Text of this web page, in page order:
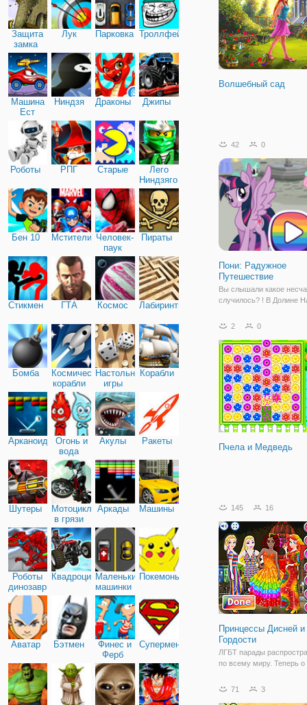
Защита
замка
Лук Парковка Троллфейс
Машина
Ест
Машину
Ниндзя Драконы Джипы
Роботы РПГ Старые
Лего
Ниндзяго
Бен 10 Мстители Человек-
паук
Пираты
Стикмен ГТА Космос Лабиринты
Бомба
Космические
корабли
Настольные
игры
Корабли
Арканоид
Огонь и
вода
Акулы Ракеты
Шутеры
Мотоциклы
в грязи
Аркады Машины
Роботы
динозавры
КвадроциклыМаленькие
машинки
Покемоны
Аватар Бэтмен
Финес и
Ферб
Супермен
Волшебный сад
42 0
Пони: Радужное
Путешествие
Вы слышали какое
случилось? ! В Долине
бесцветным и даже
цвет. Нужно срочно, что
делать! Давайте
нашим славным
2 0
Пчела и Медведь
145 16
Принцессы Дисней
Гордости
ЛГБТ парады
по всему миру. Теперь
Средств Массовой
71 3